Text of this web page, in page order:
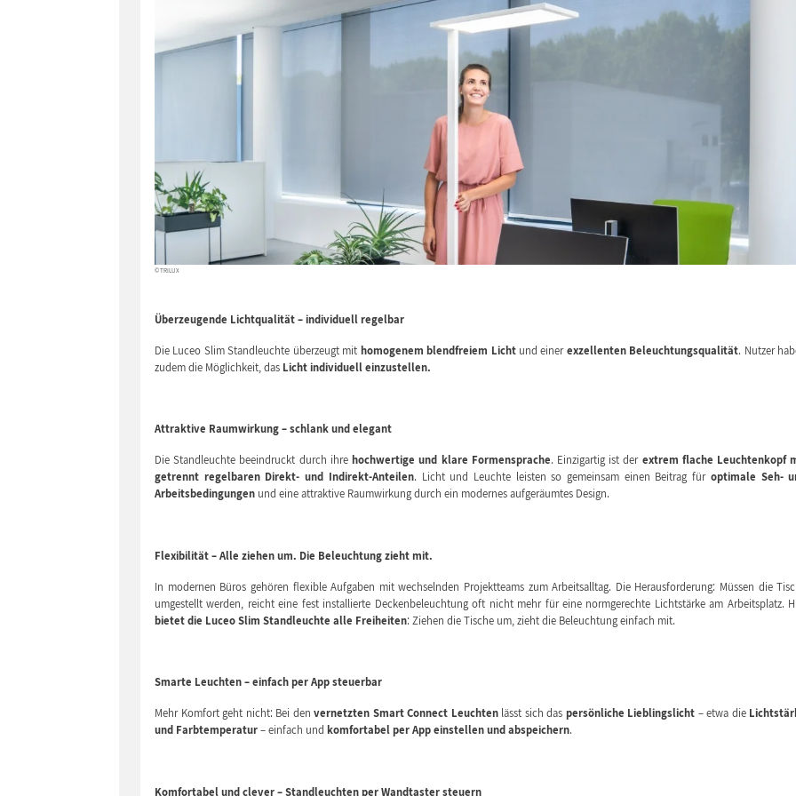
© TRILUX
Überzeugende Lichtqualität – individuell regelbar
Die Luceo Slim Standleuchte überzeugt mit homogenem blendfreiem Lichtund einerexzellenten Beleuchtungsqualität. Nutzer
zudem die Möglichkeit, das Licht individuell einzustellen.
Attraktive Raumwirkung – schlank und elegant
Die Standleuchte beeindruckt durch ihrehochwertige und klare Formensprache. Einzigartig ist der extrem flache Leuchtenkopf
getrennt regelbaren Direkt- und Indirekt-Anteilen. Licht und Leuchte leisten so gemeinsam einen Beitrag für optimale Seh-
Arbeitsbedingungen und eine attraktive Raumwirkung durch ein modernes aufgeräumtes Design.
Flexibilität – Alle ziehen um. Die Beleuchtung zieht mit.
In modernen Büros gehören flexible Aufgaben mit wechselnden Projektteams zum Arbeitsalltag. Die Herausforderung: Müssen die
umgestellt werden, reicht eine fest installierte Deckenbeleuchtung oft nicht mehr für eine normgerechte Lichtstärke am Arbeitsplatz.
bietet die Luceo Slim Standleuchte alle Freiheiten: Ziehen die Tische um, zieht die Beleuchtung einfach mit.
Smarte Leuchten – einfach per App steuerbar
Mehr Komfort geht nicht: Bei denvernetzten Smart Connect Leuchtenlässt sich das persönliche Lieblingslicht – etwa die
und Farbtemperatur– einfach undkomfortabel per App einstellen und abspeichern.
Komfortabel und clever – Standleuchten per Wandtaster steuern